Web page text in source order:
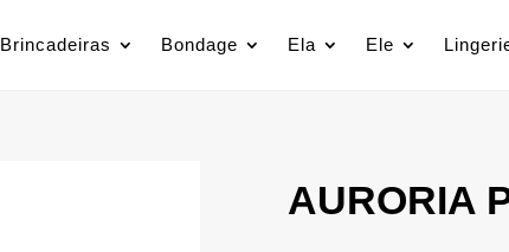
Brincadeiras Bondage Ela Ele
AURORIA